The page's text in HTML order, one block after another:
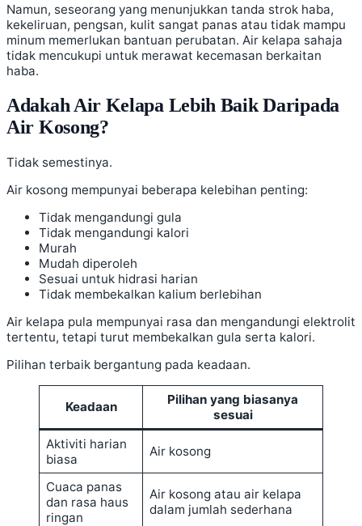
Namun, seseorang yang menunjukkan tanda strok haba,
kekeliruan, pengsan, kulit sangat panas atau tidak mampu
minum memerlukan bantuan perubatan. Air kelapa sahaja
tidak mencukupi untuk merawat kecemasan berkaitan
haba.
Adakah Air Kelapa Lebih Baik Daripada
Air Kosong?
Tidak semestinya.
Air kosong mempunyai beberapa kelebihan penting:
Tidak mengandungi gula
Tidak mengandungi kalori
Murah
Mudah diperoleh
Sesuai untuk hidrasi harian
Tidak membekalkan kalium berlebihan
Air kelapa pula mempunyai rasa dan mengandungi elektrolit
tertentu, tetapi turut membekalkan gula serta kalori.
Pilihan terbaik bergantung pada keadaan.
Keadaan
Pilihan yang biasanya
sesuai
Aktiviti harian
biasa
Air kosong
Cuaca panas
dan rasa haus
ringan
Air kosong atau air kelapa
dalam jumlah sederhana